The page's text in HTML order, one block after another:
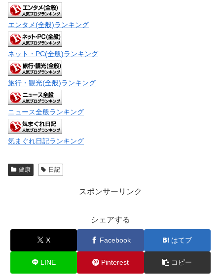
エンタメ(全般)ランキング
ネット・PC(全般)ランキング
旅行・観光(全般)ランキング
ニュース全般ランキング
気まぐれ日記ランキング
健康 日記
スポンサーリンク
シェアする
X Facebook はてブ
LINE Pinterest コピー